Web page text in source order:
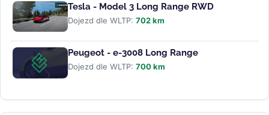
Tesla - Model 3 Long Range RWD
Dojezd dle WLTP: 702 km
Peugeot - e-3008 Long Range
Dojezd dle WLTP: 700 km